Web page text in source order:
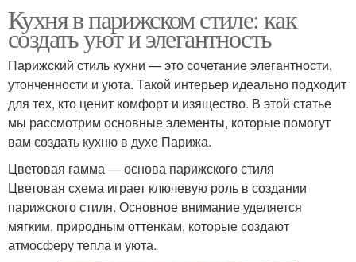
Кухня в парижском стиле: как
создать уют и элегантность
Парижский стиль кухни — это сочетание элегантности,
утонченности и уюта. Такой интерьер идеально подходит
для тех, кто ценит комфорт и изящество. В этой статье
мы рассмотрим основные элементы, которые помогут
вам создать кухню в духе Парижа.
Цветовая гамма — основа парижского стиля
Цветовая схема играет ключевую роль в создании
парижского стиля. Основное внимание уделяется
мягким, природным оттенкам, которые создают
атмосферу тепла и уюта.